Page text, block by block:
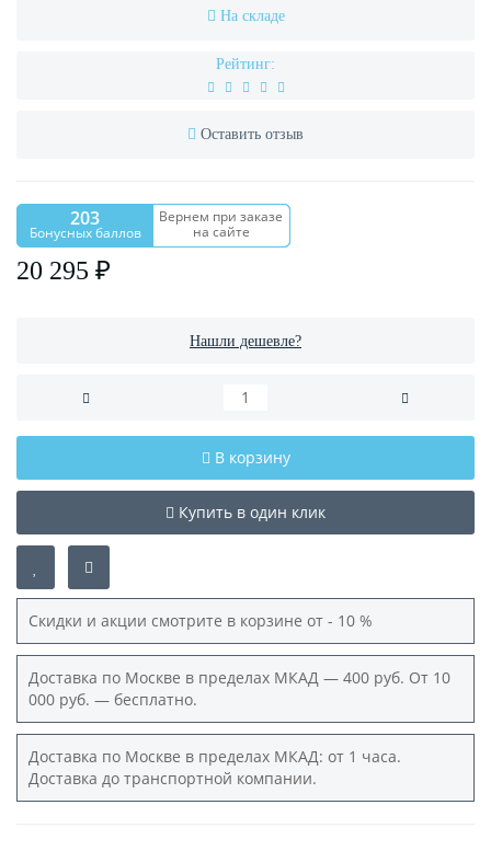
На складе
Рейтинг:
Оставить отзыв
203
Бонусных баллов
Вернем при заказе
на сайте
20 295 ₽
Нашли дешевле?
В корзину
Купить в один клик
Скидки и акции смотрите в корзине от - 10 %
Доставка по Москве в пределах МКАД — 400 руб. От 10
000 руб. — бесплатно.
Доставка по Москве в пределах МКАД: от 1 часа.
Доставка до транспортной компании.